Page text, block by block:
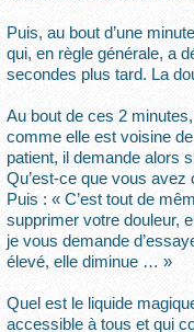
Puis, au bout d’une
qui, en règle générale, a
secondes plus tard. La
Au bout de ces 2
comme elle est voisine
patient, il demande alors
Qu’est-ce que vous avez
Puis : « C’est tout de
supprimer votre douleur,
je vous demande
élevé, elle diminue … »
Quel est le liquide
accessible à tous et qui